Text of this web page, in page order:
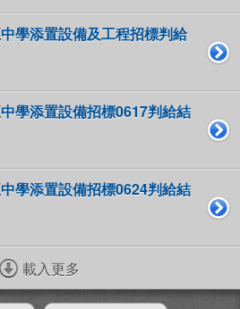
學添置設備及工程招標判給
學添置設備招標0617判給結
學添置設備招標0624判給結
載入更多